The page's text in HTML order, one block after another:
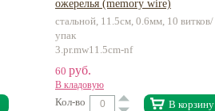
ожерелья (memory wire)
стальной, 11.5см, 0.6мм, 10 витков/
упак
3.pr.mw11.5cm-nf
60 руб.
В кладовую
Кол-во В корзину